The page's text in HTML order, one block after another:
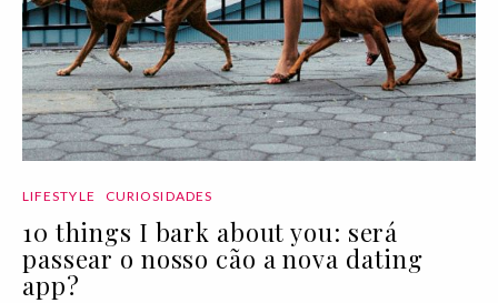
LIFESTYLE CURIOSIDADES
10 things I bark about you: será
passear o nosso cão a nova dating
app?